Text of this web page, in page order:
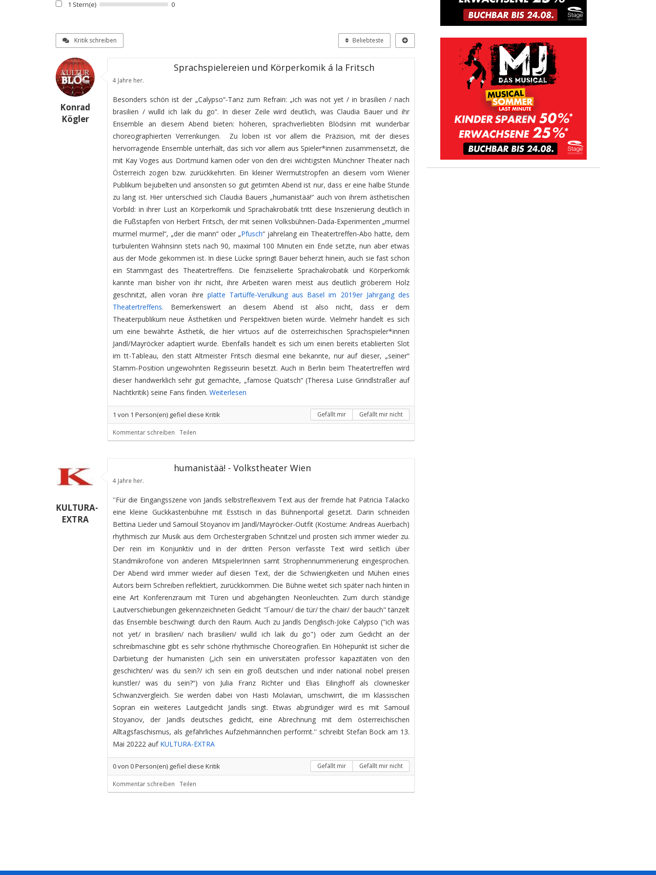
1 Stern(e) 0
Kritik schreiben Beliebteste
Konrad
Kögler
Sprachspielereien und Körperkomik á la Fritsch
4 Jahre her.
Besonders schön ist der „Calypso“-Tanz zum Refrain: „ich was not yet / in brasilien / nach
brasilien / wulld ich laik du go“. In dieser Zeile wird deutlich, was Claudia Bauer und ihr
Ensemble an diesem Abend bieten: höheren, sprachverliebten Blödsinn mit wunderbar
choreographierten Verrenkungen. Zu loben ist vor allem die Präzision, mit der dieses
hervorragende Ensemble unterhält, das sich vor allem aus Spieler*innen zusammensetzt, die
mit Kay Voges aus Dortmund kamen oder von den drei wichtigsten Münchner Theater nach
Österreich zogen bzw. zurückkehrten. Ein kleiner Wermutstropfen an diesem vom Wiener
Publikum bejubelten und ansonsten so gut getimten Abend ist nur, dass er eine halbe Stunde
zu lang ist. Hier unterschied sich Claudia Bauers „humanistää!“ auch von ihrem ästhetischen
Vorbild: in ihrer Lust an Körperkomik und Sprachakrobatik tritt diese Inszenierung deutlich in
die Fußstapfen von Herbert Fritsch, der mit seinen Volksbühnen-Dada-Experimenten „murmel
murmel murmel“, „der die mann“ oder „Pfusch“ jahrelang ein Theatertreffen-Abo hatte, dem
turbulenten Wahnsinn stets nach 90, maximal 100 Minuten ein Ende setzte, nun aber etwas
aus der Mode gekommen ist. In diese Lücke springt Bauer beherzt hinein, auch sie fast schon
ein Stammgast des Theatertreffens. Die feinziselierte Sprachakrobatik und Körperkomik
kannte man bisher von ihr nicht, ihre Arbeiten waren meist aus deutlich gröberem Holz
geschnitzt, allen voran ihre platte Tartüffe-Verulkung aus Basel im 2019er Jahrgang des
Theatertreffens. Bemerkenswert an diesem Abend ist also nicht, dass er dem
Theaterpublikum neue Ästhetiken und Perspektiven bieten würde. Vielmehr handelt es sich
um eine bewährte Ästhetik, die hier virtuos auf die österreichischen Sprachspieler*innen
Jandl/Mayröcker adaptiert wurde. Ebenfalls handelt es sich um einen bereits etablierten Slot
im tt-Tableau, den statt Altmeister Fritsch diesmal eine bekannte, nur auf dieser, „seiner“
Stamm-Position ungewohnten Regisseurin besetzt. Auch in Berlin beim Theatertreffen wird
dieser handwerklich sehr gut gemachte, „famose Quatsch“ (Theresa Luise Grindlstraßer auf
Nachtkritik) seine Fans finden. Weiterlesen
1 von 1 Person(en) gefiel diese Kritik Gefällt mir Gefällt mir nicht
Kommentar schreiben Teilen
KULTURA-
EXTRA
humanistää! - Volkstheater Wien
4 Jahre her.
''Für die Eingangsszene von Jandls selbstreflexivem Text aus der fremde hat Patricia Talacko
eine kleine Guckkastenbühne mit Esstisch in das Bühnenportal gesetzt. Darin schneiden
Bettina Lieder und Samouil Stoyanov im Jandl/Mayröcker-Outfit (Kostüme: Andreas Auerbach)
rhythmisch zur Musik aus dem Orchestergraben Schnitzel und prosten sich immer wieder zu.
Der rein im Konjunktiv und in der dritten Person verfasste Text wird seitlich über
Standmikrofone von anderen MitspielerInnen samt Strophennummerierung eingesprochen.
Der Abend wird immer wieder auf diesen Text, der die Schwierigkeiten und Mühen eines
Autors beim Schreiben reflektiert, zurückkommen. Die Bühne weitet sich später nach hinten in
eine Art Konferenzraum mit Türen und abgehängten Neonleuchten. Zum durch ständige
Lautverschiebungen gekennzeichneten Gedicht "l´amour/ die tür/ the chair/ der bauch" tänzelt
das Ensemble beschwingt durch den Raum. Auch zu Jandls Denglisch-Joke Calypso ("ich was
not yet/ in brasilien/ nach brasilien/ wulld ich laik du go") oder zum Gedicht an der
schreibmaschine gibt es sehr schöne rhythmische Choreografien. Ein Höhepunkt ist sicher die
Darbietung der humanisten („ich sein ein universitäten professor kapazitäten von den
geschichten/ was du sein?/ ich sein ein groß deutschen und inder national nobel preisen
kunstler/ was du sein?“) von Julia Franz Richter und Elias Eilinghoff als clownesker
Schwanzvergleich. Sie werden dabei von Hasti Molavian, umschwirrt, die im klassischen
Sopran ein weiteres Lautgedicht Jandls singt. Etwas abgründiger wird es mit Samouil
Stoyanov, der Jandls deutsches gedicht, eine Abrechnung mit dem österreichischen
Alltagsfaschismus, als gefährliches Aufziehmännchen performt.'' schreibt Stefan Bock am 13.
Mai 20222 auf KULTURA-EXTRA
0von 0Person(en) gefiel diese Kritik Gefällt mir Gefällt mir nicht
Kommentar schreiben Teilen